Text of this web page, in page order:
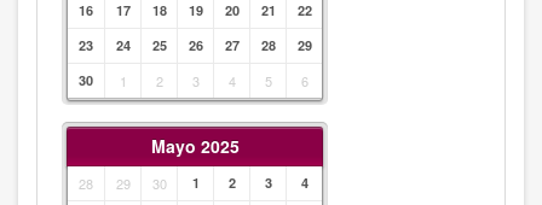
16
17 18 19 20 21
22
23
24 25 26 27 28
29
30
1 2 3 4 5 6
Mayo 2025
28 29 30 1 2 3 4